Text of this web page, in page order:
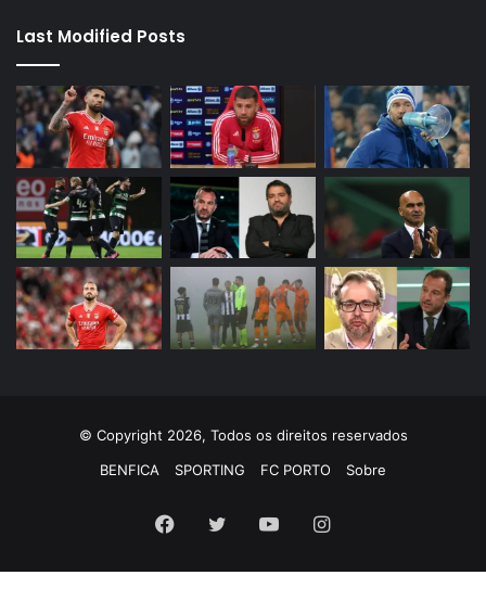
Last Modified Posts
© Copyright 2026, Todos os direitos reservados
BENFICA
SPORTING FC PORTO Sobre
Facebook
TwitterYouTubeInstagram